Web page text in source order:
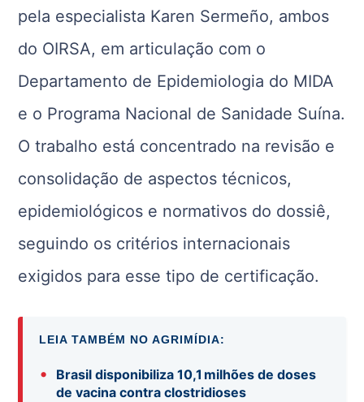
pela especialista Karen Sermeño, ambos
do OIRSA, em articulação com o
Departamento de Epidemiologia do MIDA
e o Programa Nacional de Sanidade Suína.
O trabalho está concentrado na revisão e
consolidação de aspectos técnicos,
epidemiológicos e normativos do dossiê,
seguindo os critérios internacionais
exigidos para esse tipo de certificação.
LEIA TAMBÉM NO AGRIMÍDIA:
•
Brasil disponibiliza 10,1 milhões de doses
de vacina contra clostridioses